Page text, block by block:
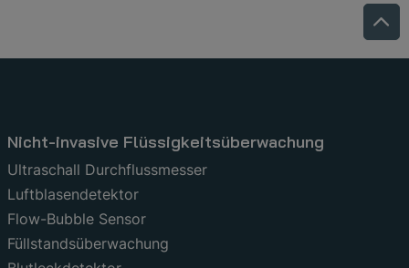
Nicht-invasive Flüssigkeitsüberwachung
Ultraschall Durchflussmesser
Luftblasendetektor
Flow-Bubble Sensor
Füllstandsüberwachung